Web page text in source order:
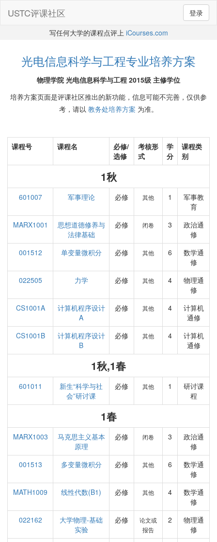
登录
USTC评课社区
写任何大学的课程点评上 iCourses.com
光电信息科学与工程专业培养方案
物理学院 光电信息科学与工程 2015级 主修学位
培养方案页面是评课社区推出的新功能，信息可能不完善，仅供参
考，请以 教务处培养方案 为准。
课程号 课程名
必修/
选修
考核形
式
学
分
课程类
别
1秋
601007 军事理论 必修 其他 1
军事教
育
MARX1001
思想道德修养与
法律基础
必修 闭卷 3
政治通
修
001512
单变量微积分 必修 其他 6
数学通
修
022505
力学 必修 其他 4
物理通
修
CS1001A
计算机程序设计
A
必修 其他 4
计算机
通修
CS1001B
计算机程序设计
B
必修 其他 4
计算机
通修
1秋,1春
601011
新生“科学与社
会”研讨课
必修 其他 1
研讨课
程
1春
MARX1003
马克思主义基本
原理
必修 闭卷 3
政治通
修
001513
多变量微积分 必修 其他 6
数学通
修
MATH1009
线性代数(B1) 必修 其他 4
数学通
修
022162
大学物理-基础
实验
必修
论文或
报告
2
物理通
修